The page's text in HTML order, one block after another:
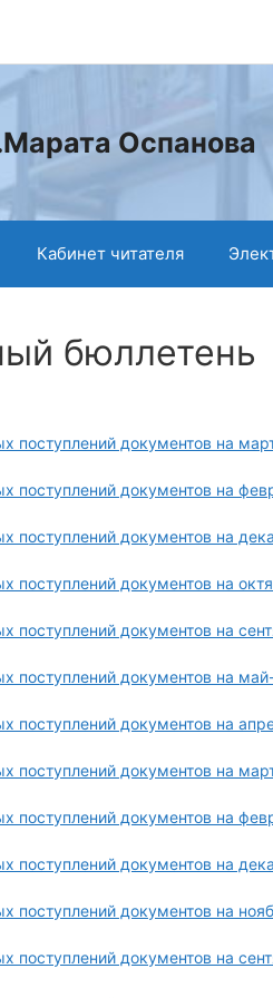
Оспанова
Кабинет читателя
бюллетень
поступлений документов на
поступлений документов на
поступлений документов на
документов на
документов на
документов на
поступлений документов на
поступлений документов на
поступлений документов на
поступлений документов на
документов на
документов на